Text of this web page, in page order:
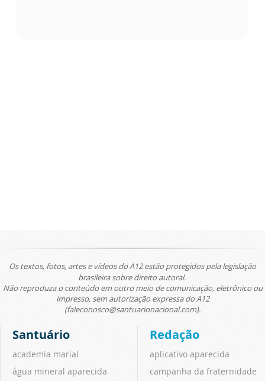
Os textos, fotos, artes e vídeos do A12 estão protegidos pela legislação
brasileira sobre direito autoral.
Não reproduza o conteúdo em outro meio de comunicação, eletrônico ou
impresso, sem autorização expressa do A12
(faleconosco@santuarionacional.com).
Santuário
academia marial
água mineral aparecida
Redação
aplicativo aparecida
campanha da fraternidade